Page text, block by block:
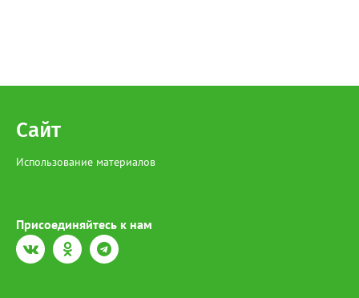
Сайт
Использование материалов
Присоединяйтесь к нам